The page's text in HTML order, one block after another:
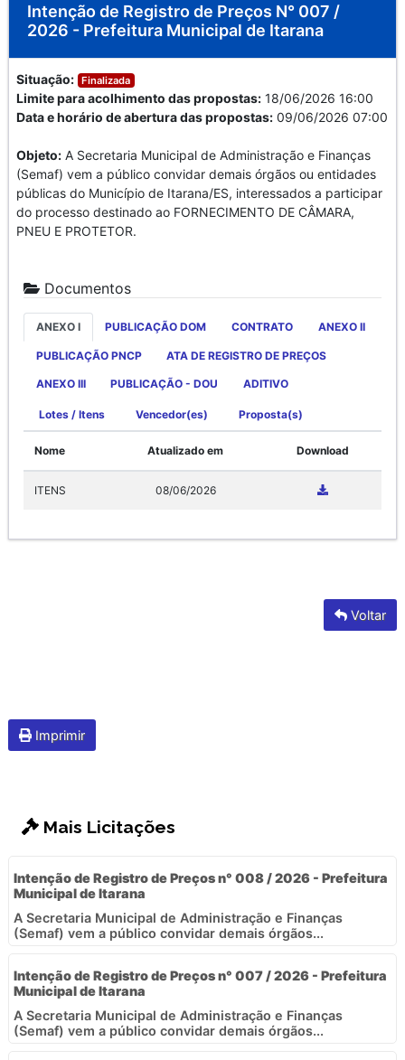
Intenção de Registro de Preços N° 007 /
2026 - Prefeitura Municipal de Itarana
Situação: Finalizada
Limite para acolhimento das propostas: 18/06/2026 16:00
Data e horário de abertura das propostas: 09/06/2026 07:00
Objeto: A Secretaria Municipal de Administração e Finanças
(Semaf) vem a público convidar demais órgãos ou entidades
públicas do Município de Itarana/ES, interessados a participar
do processo destinado ao FORNECIMENTO DE CÂMARA,
PNEU E PROTETOR.
Documentos
ANEXO I PUBLICAÇÃO DOM CONTRATO ANEXO II
PUBLICAÇÃO PNCP ATA DE REGISTRO DE PREÇOS
ANEXO III PUBLICAÇÃO - DOU ADITIVO
Lotes / Itens Vencedor(es) Proposta(s)
Nome Atualizado em Download
ITENS 08/06/2026
Voltar
Imprimir
Mais Licitações
Intenção de Registro de Preços n° 008 / 2026 - Prefeitura
Municipal de Itarana
A Secretaria Municipal de Administração e Finanças
(Semaf) vem a público convidar demais órgãos...
Intenção de Registro de Preços n° 007 / 2026 - Prefeitura
Municipal de Itarana
A Secretaria Municipal de Administração e Finanças
(Semaf) vem a público convidar demais órgãos...